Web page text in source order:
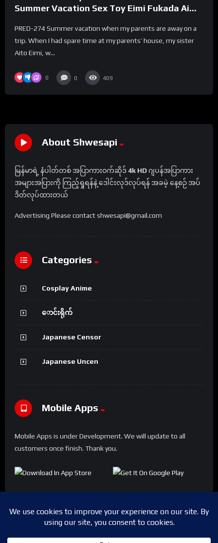
Summer Vacation Sex Toy Eimi Fukada Ai
PRED-274 Summer vacation when my parents are away on a
trip. When I had spare time at my parents’ house, my sister
Aito Eimi, w...
0 0 409
About Shwesapi
မြန်မာရဲ့ နံပါတ်တစ် အပြာကားဝက်ဆိုဒ် 4k HD ဂျပန်အပြာကား
အများအပြားကို ကြည့်ရှုရန်နဲ့ ဒေါင်းလုဒ်လုပ်ရန် အခမဲ့ နေ့စဉ် အပ်
ဒိတ်လုပ်ထားတယ်
Advertising Please contact shwesapi@gmail.com
Categories
Cosplay Anime
ောင်းရိုက်
Japanese Censor
Japanese Uncen
Mobile Apps
Mobile Apps is under Development. We will update to all
customers once finish. Thank you.
Copyright © 2024 Shwesapi